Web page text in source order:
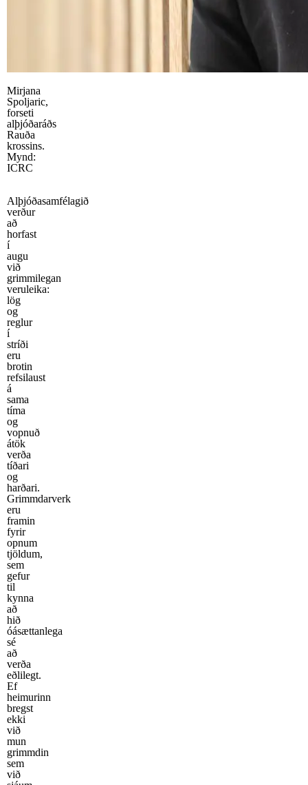
Mirjana
Spoljaric,
forseti
alþjóðaráðs
Rauða
krossins.
Mynd:
ICRC
Alþjóðasamfélagið
verður
að
horfast
í
augu
við
grimmilegan
veruleika:
lög
og
reglur
í
stríði
eru
brotin
refsilaust
á
sama
tíma
og
vopnuð
átök
verða
tíðari
og
harðari.
Grimmdarverk
eru
framin
fyrir
opnum
tjöldum,
sem
gefur
til
kynna
að
hið
óásættanlega
sé
að
verða
eðlilegt.
Ef
heimurinn
bregst
ekki
við
mun
grimmdin
sem
við